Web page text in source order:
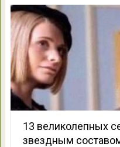
13 великолепных
звездным